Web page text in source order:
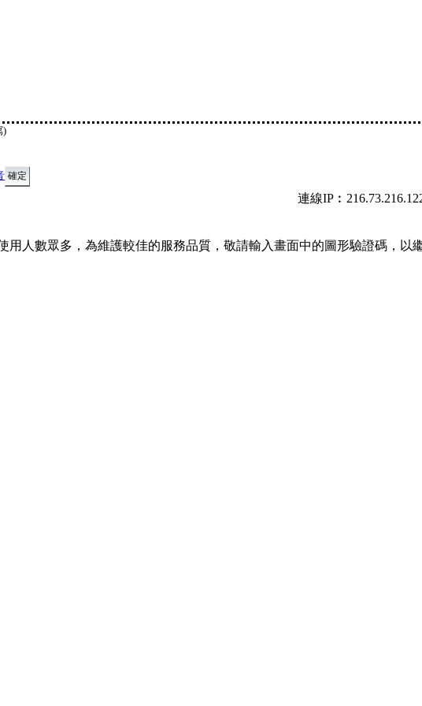
)
連線
用人數眾多，為維護較佳的服務品質，敬請輸入畫面中的圖形驗證碼，以